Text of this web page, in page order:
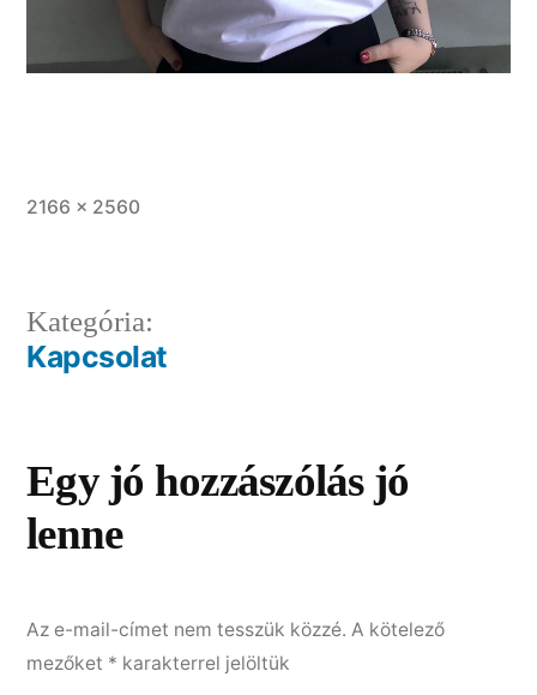
Teljes
2166 × 2560
Bejegyzés
navigáció
Kategória:
Kapcsolat
Egy jó hozzászólás jó
lenne
Az e-mail-címet nem tesszük közzé. A kötelező
mezőket * karakterrel jelöltük